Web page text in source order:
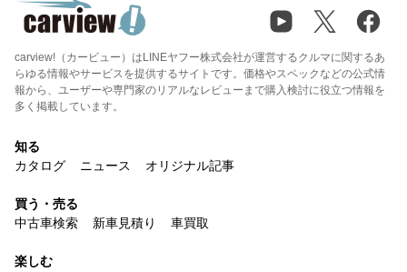
carview!（カービュー）はLINEヤフー株式会社が運営するクルマに関するあ
らゆる情報やサービスを提供するサイトです。価格やスペックなどの公式情
報から、ユーザーや専門家のリアルなレビューまで購入検討に役立つ情報を
多く掲載しています。
知る
カタログ
ニュース オリジナル記事
買う・売る
中古車検索
新車見積り 車買取
楽しむ